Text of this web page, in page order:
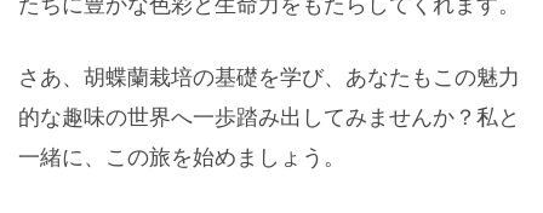
さあ、胡蝶蘭栽培の基礎を学び、あなたもこの魅力
的な趣味の世界へ一歩踏み出してみませんか？私と
一緒に、この旅を始めましょう。